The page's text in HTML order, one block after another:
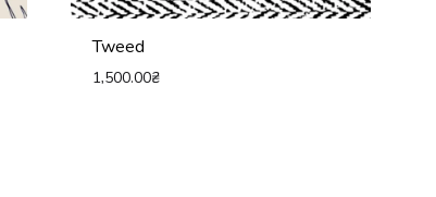
Tweed
1,500.00₴